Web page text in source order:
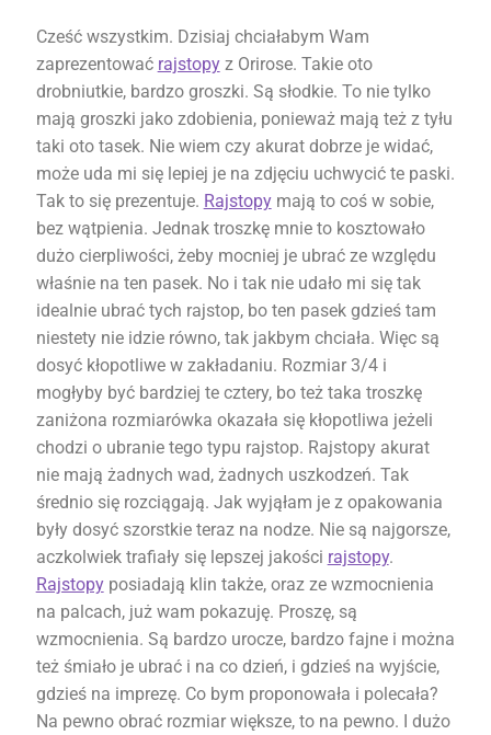
Cześć wszystkim. Dzisiaj chciałabym Wam
zaprezentować rajstopyz Orirose. Takie oto
drobniutkie, bardzo groszki. Są słodkie. To nie tylko
mają groszki jako zdobienia, ponieważ mają też z tyłu
taki oto tasek. Nie wiem czy akurat dobrze je widać,
może uda mi się lepiej je na zdjęciu uchwycić te paski.
Tak to się prezentuje. Rajstopymają to coś w sobie,
bez wątpienia. Jednak troszkę mnie to kosztowało
dużo cierpliwości, żeby mocniej je ubrać ze względu
właśnie na ten pasek. No i tak nie udało mi się tak
idealnie ubrać tych rajstop, bo ten pasek gdzieś tam
niestety nie idzie równo, tak jakbym chciała. Więc są
dosyć kłopotliwe w zakładaniu. Rozmiar 3/4 i
mogłyby być bardziej te cztery, bo też taka troszkę
zaniżona rozmiarówka okazała się kłopotliwa jeżeli
chodzi o ubranie tego typu rajstop. Rajstopy akurat
nie mają żadnych wad, żadnych uszkodzeń. Tak
średnio się rozciągają. Jak wyjąłam je z opakowania
były dosyć szorstkie teraz na nodze. Nie są najgorsze,
aczkolwiek trafiały się lepszej jakości rajstopy.
Rajstopyposiadają klin także, oraz ze wzmocnienia
na palcach, już wam pokazuję. Proszę, są
wzmocnienia. Są bardzo urocze, bardzo fajne i można
też śmiało je ubrać i na co dzień, i gdzieś na wyjście,
gdzieś na imprezę. Co bym proponowała i polecała?
Na pewno obrać rozmiar większe, to na pewno. I dużo